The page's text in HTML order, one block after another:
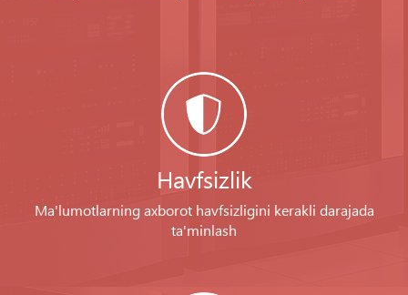
Havfsizlik
Ma'lumotlarning axborot havfsizligini kerakli darajada
ta'minlash